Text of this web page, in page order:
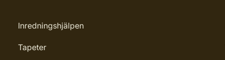
Inredningshjälpen
Tapeter